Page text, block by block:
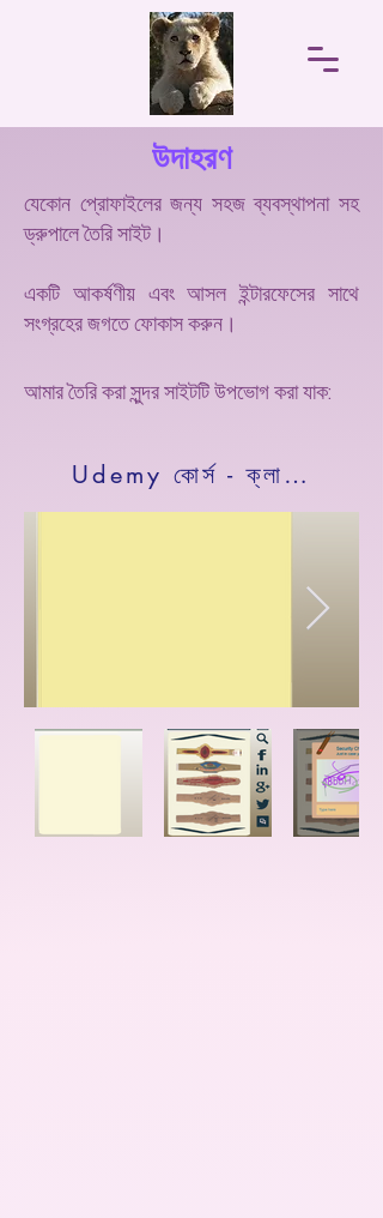
উদাহরণ
যেকোন প্রোফাইলের জন্য সহজ ব্যবস্থাপনা সহ
ড্রুপালে তৈরি সাইট।
একটি আকর্ষণীয় এবং আসল ইন্টারফেসের সাথে
সংগ্রহের জগতে ফোকাস করুন।
আমার তৈরি করা সুন্দর সাইটটি উপভোগ করা যাক:
Udemy কোর্স - ক্লাউডের জন্য ইউনিক্স স্ক্রিপ্টিং